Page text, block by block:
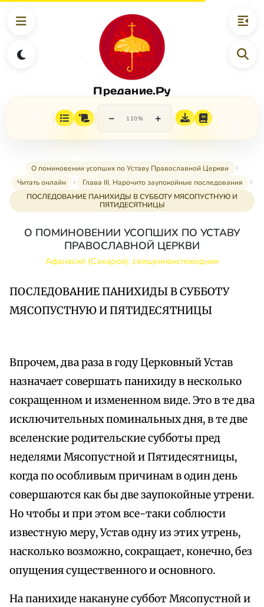
Предание.Ру
− 110% +
О поминовении усопших по Уставу Православной Церкви
Читать онлайн
Глава III. Нарочито заупокойные последования
ПОСЛЕДОВАНИЕ ПАНИХИДЫ В СУББОТУ МЯСОПУСТНУЮ И
ПЯТИДЕСЯТНИЦЫ
О ПОМИНОВЕНИИ УСОПШИХ ПО УСТАВУ
ПРАВОСЛАВНОЙ ЦЕРКВИ
Афанасий (Сахаров), священноисповедник
ПОСЛЕДОВАНИЕ ПАНИХИДЫ В СУББОТУ
МЯСОПУСТНУЮ И ПЯТИДЕСЯТНИЦЫ
Впрочем, два раза в году Церковный Устав
назначает совершать панихиду в несколько
сокращенном и измененном виде. Это в те два
исключительных поминальных дня, в те две
вселенские родительские субботы пред
неделями Мясопустной и Пятидесятницы,
когда по особливым причинам в один день
совершаются как бы две заупокойные утрени.
Но чтобы и при этом все-таки соблюсти
известную меру, Устав одну из этих утрень,
насколько возможно, сокращает, конечно, без
опущения существенного и основного.
На панихиде накануне суббот Мясопустной и